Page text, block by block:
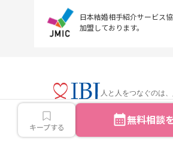
キープする 無料相談
日本結婚相手紹介サービス
加盟しております。
人と人をつなぐのは、